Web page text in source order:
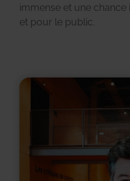
immense et une
et pour le public.